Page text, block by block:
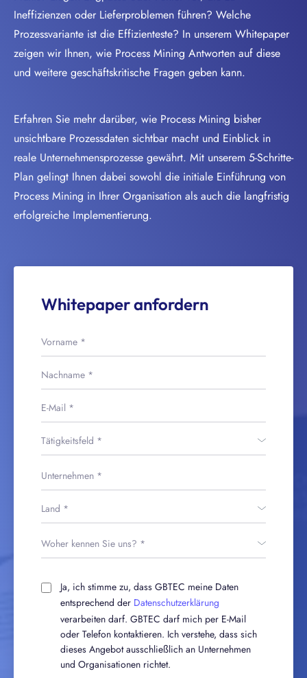
Ineffizienzen oder Lieferproblemen führen? Welche
Prozessvariante ist die Effizienteste? In unserem Whitepaper
zeigen wir Ihnen, wie Process Mining Antworten auf diese
und weitere geschäftskritische Fragen geben kann.
Erfahren Sie mehr darüber, wie Process Mining bisher
unsichtbare Prozessdaten sichtbar macht und Einblick in
reale Unternehmensprozesse gewährt. Mit unserem 5-Schritte-
Plan gelingt Ihnen dabei sowohl die initiale Einführung von
Process Mining in Ihrer Organisation als auch die langfristig
erfolgreiche Implementierung.
Whitepaper anfordern
Ja, ich stimme zu, dass GBTEC meine Daten
entsprechend der Datenschutzerklärung
verarbeiten darf. GBTEC darf mich per E-Mail
oder Telefon kontaktieren. Ich verstehe, dass sich
dieses Angebot ausschließlich an Unternehmen
und Organisationen richtet.